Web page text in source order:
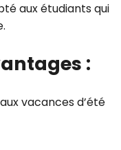
aux étudiants qui
:
vacances d’été